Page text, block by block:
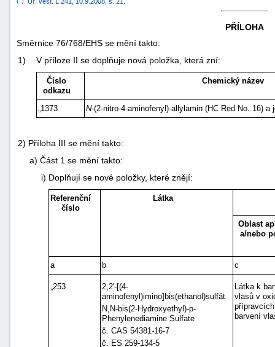
PŘÍLOHA
Směrnice 76/768/EHS se mění takto:
1)
V příloze II se doplňuje nová položka, která zní:
Číslo
odkazu
Chemický název
„1373 N-(2-nitro-4-aminofenyl)-allylamin (HC Red No. 16) a
2) Příloha III se mění takto:
a) Část 1 se mění takto:
i) Doplňují se nové položky, které znějí:
Referenční
číslo
Látka
Oblast
a/nebo
a b c
„253
2,2'-[(4-
aminofenyl)imino]bis(ethanol)sulfát
N,N-bis(2-Hydroxyethyl)-p-
Phenylenediamine Sulfate
č. CAS 54381-16-7
č. ES 259-134-5
Látka k
vlasů v
barvení